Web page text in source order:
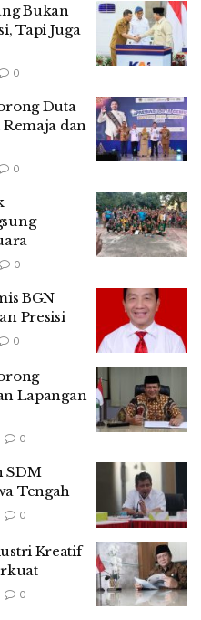
Bukan
Tapi Juga
0
Duta
dan
0
0
BGN
Presisi
0
Lapangan
0
SDM
Tengah
0
Kreatif
0